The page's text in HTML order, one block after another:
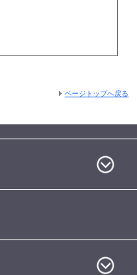
ページトップへ戻る